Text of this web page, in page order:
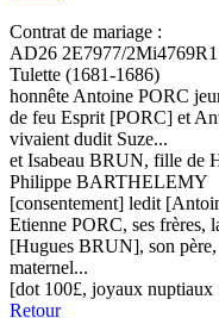
Contrat de mariage :
AD26 2E7977/
Tulette (1681-1686)
honnête Antoine PORC
de feu Esprit [PORC] et
vivaient dudit Suze...
et Isabeau BRUN, fille de
Philippe BARTHELEMY
[consentement] ledit
Etienne PORC, ses
[Hugues BRUN], son
maternel...
[dot 100£, joyaux nuptiaux
Retour